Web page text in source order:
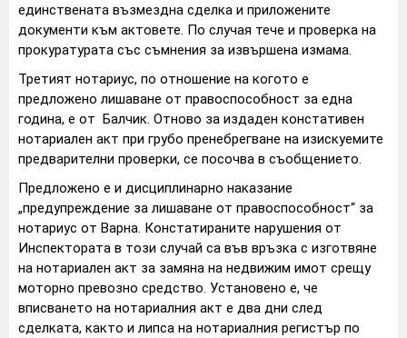
единствената възмездна сделка и приложените
документи към актовете. По случая тече и проверка на
прокуратурата със съмнения за извършена измама.
Третият нотариус, по отношение на когото е
предложено лишаване от правоспособност за една
година, е от Балчик. Отново за издаден констативен
нотариален акт при грубо пренебрегване на изискуемите
предварителни проверки, се посочва в съобщението.
Предложено е и дисциплинарно наказание
„предупреждение за лишаване от правоспособност“ за
нотариус от Варна. Констатираните нарушения от
Инспектората в този случай са във връзка с изготвяне
на нотариален акт за замяна на недвижим имот срещу
моторно превозно средство. Установено е, че
вписването на нотариалния акт е два дни след
сделката, както и липса на нотариалния регистър по